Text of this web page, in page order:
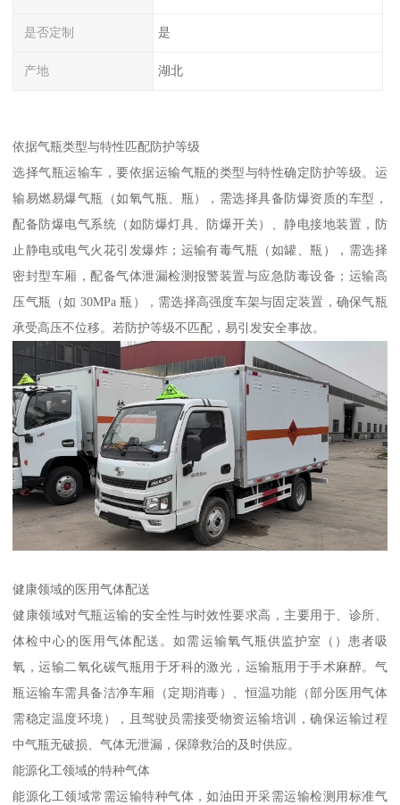
是否定制 是
产地 湖北
依据气瓶类型与特性匹配防护等级​
选择气瓶运输车，要依据运输气瓶的类型与特性确定防护等级。运
输易燃易爆气瓶（如氧气瓶、瓶），需选择具备防爆资质的车型，
配备防爆电气系统（如防爆灯具、防爆开关）、静电接地装置，防
止静电或电气火花引发爆炸；运输有毒气瓶（如罐、瓶），需选择
密封型车厢，配备气体泄漏检测报警装置与应急防毒设备；运输高
压气瓶（如 30MPa 瓶），需选择高强度车架与固定装置，确保气瓶
承受高压不位移。若防护等级不匹配，易引发安全事故。​
健康领域的医用气体配送​
健康领域对气瓶运输的安全性与时效性要求高，主要用于、诊所、
体检中心的医用气体配送。如需运输氧气瓶供监护室（）患者吸
氧，运输二氧化碳气瓶用于牙科的激光，运输瓶用于手术麻醉。气
瓶运输车需具备洁净车厢（定期消毒）、恒温功能（部分医用气体
需稳定温度环境），且驾驶员需接受物资运输培训，确保运输过程
中气瓶无破损、气体无泄漏，保障救治的及时供应。​
能源化工领域的特种气体​
能源化工领域常需运输特种气体，如油田开采需运输检测用标准气